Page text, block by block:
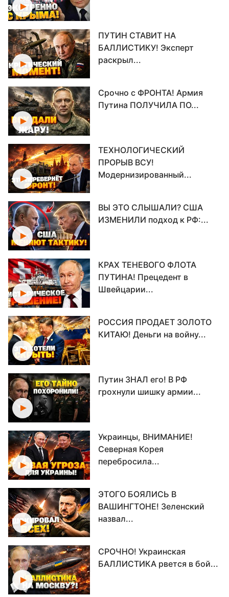
ПУТИН СТАВИТ НА
БАЛЛИСТИКУ! Эксперт
раскрыл...
Срочно с ФРОНТА! Армия
Путина ПОЛУЧИЛА ПО...
ТЕХНОЛОГИЧЕСКИЙ
ПРОРЫВ ВСУ!
Модернизированный...
ВЫ ЭТО СЛЫШАЛИ? США
ИЗМЕНИЛИ подход к РФ:...
КРАХ ТЕНЕВОГО ФЛОТА
ПУТИНА! Прецедент в
Швейцарии...
РОССИЯ ПРОДАЕТ ЗОЛОТО
КИТАЮ! Деньги на войну...
Путин ЗНАЛ его! В РФ
грохнули шишку армии...
Украинцы, ВНИМАНИЕ!
Северная Корея
перебросила...
ЭТОГО БОЯЛИСЬ В
ВАШИНГТОНЕ! Зеленский
назвал...
СРОЧНО! Украинская
БАЛЛИСТИКА рвется в бой...